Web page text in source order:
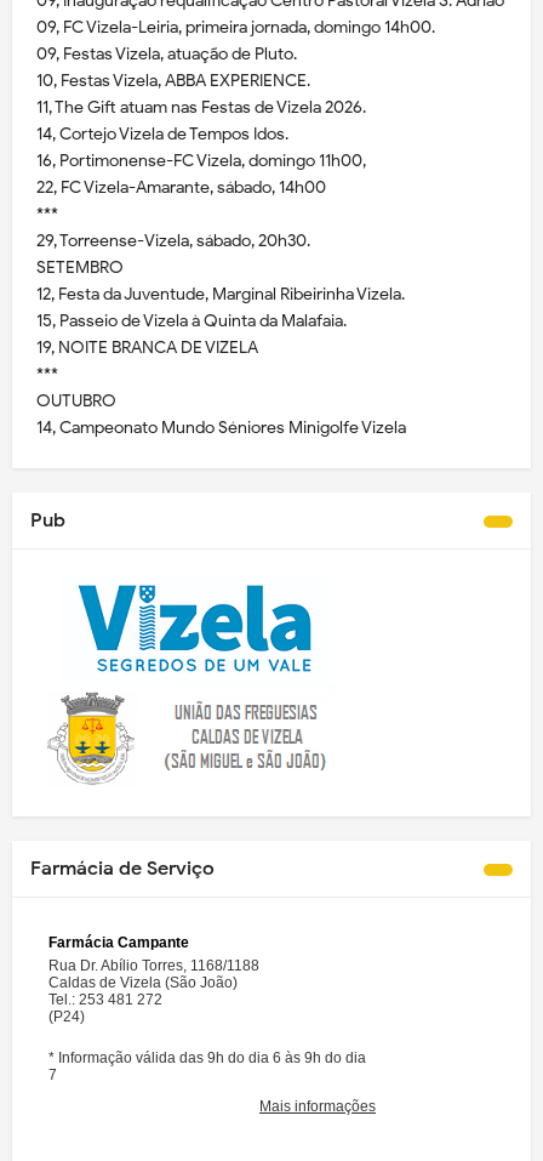
09, FC Vizela-Leiria, primeira jornada, domingo 14h00.
09, Festas Vizela, atuação de Pluto.
10, Festas Vizela, ABBA EXPERIENCE.
11, The Gift atuam nas Festas de Vizela 2026.
14, Cortejo Vizela de Tempos Idos.
16, Portimonense-FC Vizela, domingo 11h00,
22, FC Vizela-Amarante, sábado, 14h00
***
29, Torreense-Vizela, sábado, 20h30.
SETEMBRO
12, Festa da Juventude, Marginal Ribeirinha Vizela.
15, Passeio de Vizela à Quinta da Malafaia.
19, NOITE BRANCA DE VIZELA
***
OUTUBRO
14, Campeonato Mundo Séniores Minigolfe Vizela
Pub
Farmácia de Serviço